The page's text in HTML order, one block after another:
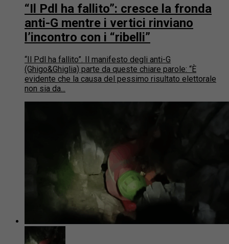
“Il Pdl ha fallito”: cresce la fronda
anti-G mentre i vertici rinviano
l’incontro con i “ribelli”
“Il Pdl ha fallito”. Il manifesto degli anti-G
(Ghigo&Ghiglia) parte da queste chiare parole: “È
evidente che la causa del pessimo risultato elettorale
non sia da...